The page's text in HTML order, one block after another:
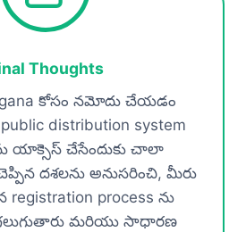
Thoughts
కోసం నమోదు చేయడం
distribution system
యాక్సెస్ చేసేందుకు చాలా
దశలను అనుసరించి, మీరు
process ను
మరియు సాధారణ